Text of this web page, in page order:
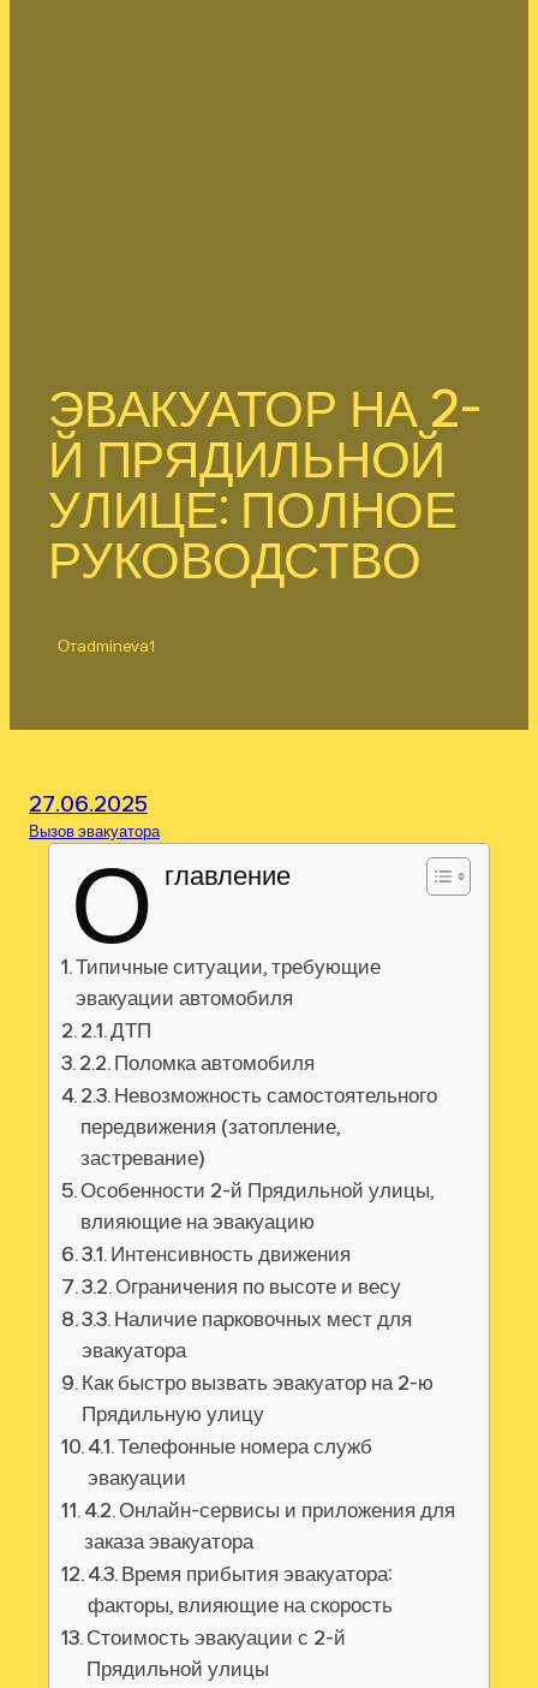
ЭВАКУАТОР НА 2-
Й ПРЯДИЛЬНОЙ
УЛИЦЕ: ПОЛНОЕ
РУКОВОДСТВО
Отadmineva1
27.06.2025
Вызов эвакуатора
О главление
Типичные ситуации, требующие
эвакуации автомобиля
2.1. ДТП
2.2. Поломка автомобиля
2.3. Невозможность самостоятельного
передвижения (затопление,
застревание)
Особенности 2-й Прядильной улицы,
влияющие на эвакуацию
3.1. Интенсивность движения
3.2. Ограничения по высоте и весу
3.3. Наличие парковочных мест для
эвакуатора
Как быстро вызвать эвакуатор на 2-ю
Прядильную улицу
4.1. Телефонные номера служб
эвакуации
4.2. Онлайн-сервисы и приложения для
заказа эвакуатора
4.3. Время прибытия эвакуатора:
факторы, влияющие на скорость
Стоимость эвакуации с 2-й
Прядильной улицы